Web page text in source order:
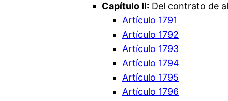
Capítulo II: Del contrato de
Artículo 1791
Artículo 1792
Artículo 1793
Artículo 1794
Artículo 1795
Artículo 1796